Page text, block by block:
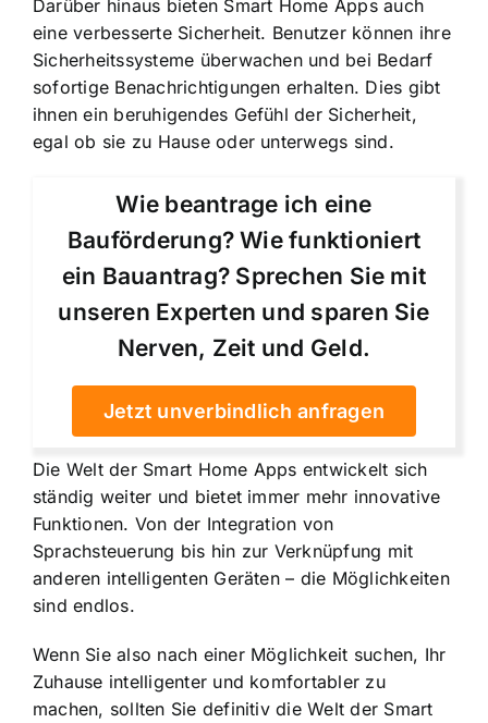
Darüber hinaus bieten Smart Home Apps auch
eine verbesserte Sicherheit. Benutzer können ihre
Sicherheitssysteme überwachen und bei Bedarf
sofortige Benachrichtigungen erhalten. Dies gibt
ihnen ein beruhigendes Gefühl der Sicherheit,
egal ob sie zu Hause oder unterwegs sind.
Wie beantrage ich eine
Bauförderung? Wie funktioniert
ein Bauantrag? Sprechen Sie mit
unseren Experten und sparen Sie
Nerven, Zeit und Geld.
Jetzt unverbindlich anfragen
Die Welt der Smart Home Apps entwickelt sich
ständig weiter und bietet immer mehr innovative
Funktionen. Von der Integration von
Sprachsteuerung bis hin zur Verknüpfung mit
anderen intelligenten Geräten – die Möglichkeiten
sind endlos.
Wenn Sie also nach einer Möglichkeit suchen, Ihr
Zuhause intelligenter und komfortabler zu
machen, sollten Sie definitiv die Welt der Smart